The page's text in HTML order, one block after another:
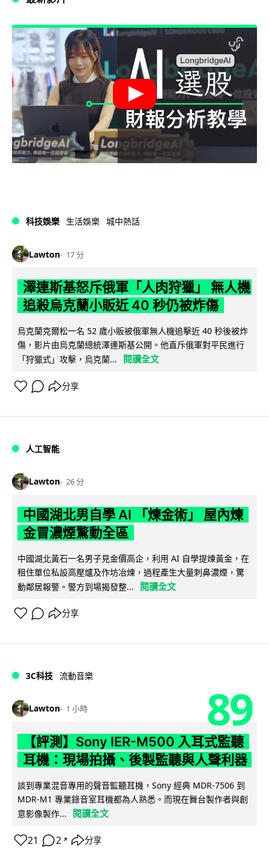
科技娛樂 生活娛樂 城中熱話
Lawton 17 分
澤連斯基怒斥俄軍「人肉狩獵」 無人機
追殺烏克蘭小販近 40 秒仍被炸傷
烏克蘭克爾松一名 52 歲小販被俄軍無人機追擊近 40 秒後被炸
傷，影片由烏克蘭總統澤連斯基公開。他直斥俄軍對平民進行
「狩獵式」攻擊，烏克蘭...
閱讀全文
分享
人工智能
Lawton 26 分
中國湖北男自學 AI 「煉金術」 屋內煉
金冒濃煙驚動全區
中國湖北黃石一名男子見金價高企，利用 AI 自學提煉黃金，在
租住單位私設高壓爐及作坊冶煉，過程產生大量刺鼻濃煙，驚
動鄰居報警。警方到場揭發整...
閱讀全文
分享
3C科技 流動音樂
Lawton 1 小時 89
【評測】Sony IER-M500 入耳式監聽
耳機：現場拍攝、後製監聽與人聲利器
談到專業混音專用的聲音監聽耳機，Sony 經典 MDR-7506 到
MDR-M1 專業錄音室耳機都為人熟悉。而現在舞台製作者與創
意影像製作...
閱讀全文
21 2 ↗ 分享